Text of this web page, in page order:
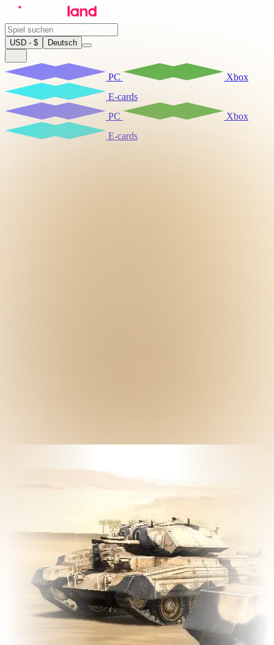
USD - $ Deutsch
PC
Xbox
E-cards
PC
Xbox
E-cards